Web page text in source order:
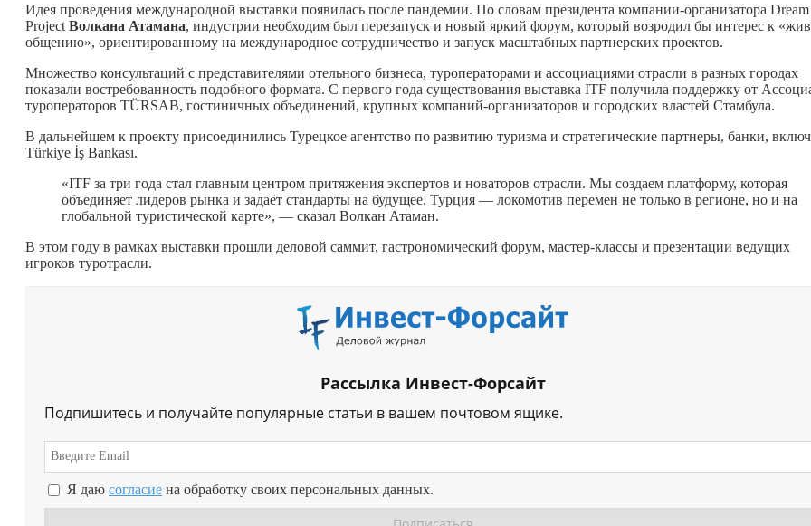
Идея проведения международной выставки появилась после пандемии. По словам президента компании-организатора Dream
Project Волкана Атамана, индустрии необходим был перезапуск и новый яркий форум, который возродил бы интерес к
общению», ориентированному на международное сотрудничество и запуск масштабных партнерских проектов.
Множество консультаций с представителями отельного бизнеса, туроператорами и ассоциациями отрасли в разных городах
показали востребованность подобного формата. С первого года существования выставка ITF получила поддержку от
туроператоров TÜRSAB, гостиничных объединений, крупных компаний-организаторов и городских властей Стамбула.
В дальнейшем к проекту присоединились Турецкое агентство по развитию туризма и стратегические партнеры, банки,
Türkiye İş Bankası.
«ITF за три года стал главным центром притяжения экспертов и новаторов отрасли. Мы создаем платформу, которая
объединяет лидеров рынка и задаёт стандарты на будущее. Турция — локомотив перемен не только в регионе, но и на
глобальной туристической карте», — сказал Волкан Атаман.
В этом году в рамках выставки прошли деловой саммит, гастрономический форум, мастер-классы и презентации ведущих
игроков туротрасли.
Рассылка Инвест-Форсайт
Подпишитесь и получайте популярные статьи в вашем почтовом ящике.
Я даю согласие на обработку своих персональных данных.